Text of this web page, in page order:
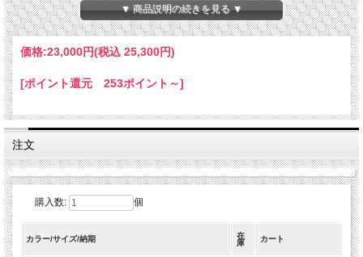
る、縫製・品質・パーツ等に拘ったスペシャルなジーンズです。
そのデニムは、長期間に渡って、厳格なテストを重ねて、耐久性・高い品質に拘っ
て世界各国から厳選しており、1世紀以上の歴史を誇る[FILSON]が認めた価値観を
表しています。
右綾織りのデニムは、綿100％の糸でしっかりと織り上げられており、自然な耐久
特にポケットのディティールには拘りが詰まっており、クラシックな5ポケットに
裾はブーツを含むすべてにフィットし、股上は通常のストレートレッグジーンズよ
りもわずかに深く、動きやすくなっており、スッキリ見える細身のシルエットは、
幅広いお客様に穿いて頂けます。
頑丈なジッパーフライとメタルリースボタンのウエストクロージャーにより長時間
ウエストは丈夫なバータックベルトループと洗える革のフィルソンロゴパッチを採
用した[FILSON]ならではの拘りが感じられる[新定番]ジーンズです。
●前立てはジッパーフライ
▼ 商品説明の続きを見る ▼
価格:23,000円(税込 25,300円)
[ポイント還元 253ポイント～]
注文
購入数: 個
カラー/サイズ/納期
在
庫
カート